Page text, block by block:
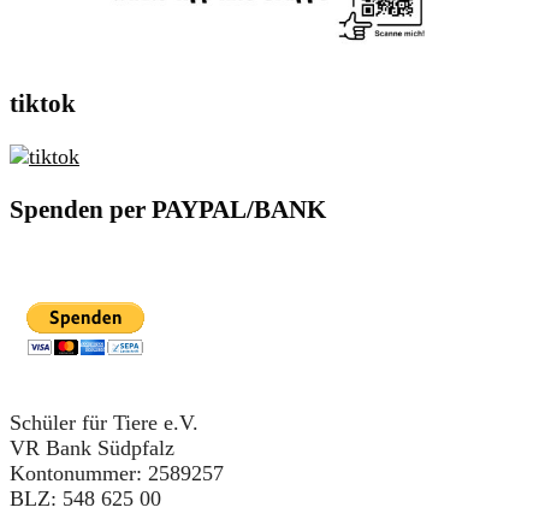
tiktok
Spenden per PAYPAL/BANK
Schüler für Tiere e.V.
VR Bank Südpfalz
Kontonummer: 2589257
BLZ: 548 625 00